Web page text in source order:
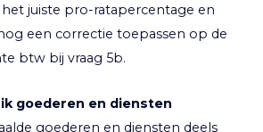
juiste pro-ratapercentage en
een correctie toepassen op de
btw bij vraag 5b.
goederen en diensten
goederen en diensten deels